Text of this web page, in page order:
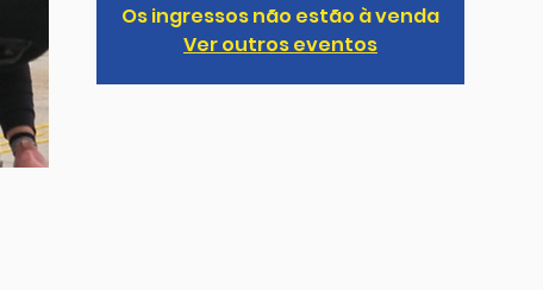
Os ingressos não estão à venda
Ver outros eventos